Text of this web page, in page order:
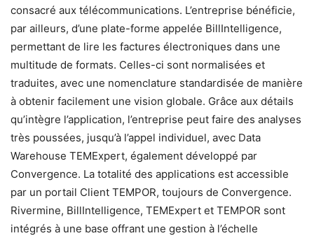
consacré aux télécommunications. L’entreprise bénéficie,
par ailleurs, d’une plate-forme appelée BillIntelligence,
permettant de lire les factures électroniques dans une
multitude de formats. Celles-ci sont normalisées et
traduites, avec une nomenclature standardisée de manière
à obtenir facilement une vision globale. Grâce aux détails
qu’intègre l’application, l’entreprise peut faire des analyses
très poussées, jusqu’à l’appel individuel, avec Data
Warehouse TEMExpert, également développé par
Convergence. La totalité des applications est accessible
par un portail Client TEMPOR, toujours de Convergence.
Rivermine, BillIntelligence, TEMExpert et TEMPOR sont
intégrés à une base offrant une gestion à l’échelle